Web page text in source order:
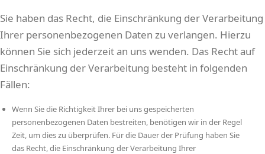
Sie haben das Recht, die Einschränkung der Verarbeitung
Ihrer personenbezogenen Daten zu verlangen. Hierzu
können Sie sich jederzeit an uns wenden. Das Recht auf
Einschränkung der Verarbeitung besteht in folgenden
Fällen:
Wenn Sie die Richtigkeit Ihrer bei uns gespeicherten
personenbezogenen Daten bestreiten, benötigen wir in der Regel
Zeit, um dies zu überprüfen. Für die Dauer der Prüfung haben Sie
das Recht, die Einschränkung der Verarbeitung Ihrer